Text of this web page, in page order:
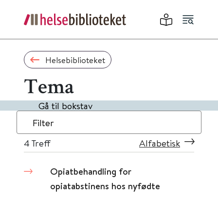
Helsebiblioteket
Tema
Gå til bokstav
Filter
4 Treff Alfabetisk
Opiatbehandling for
opiatabstinens hos nyfødte